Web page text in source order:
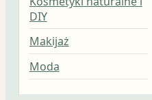
DIY
Makijaż
Moda